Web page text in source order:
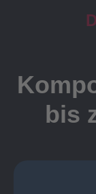
bis